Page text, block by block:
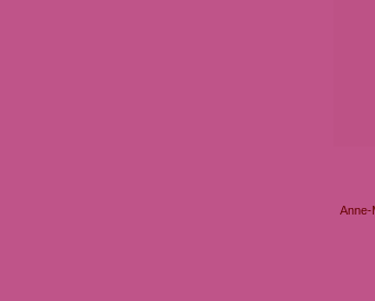
Anne-